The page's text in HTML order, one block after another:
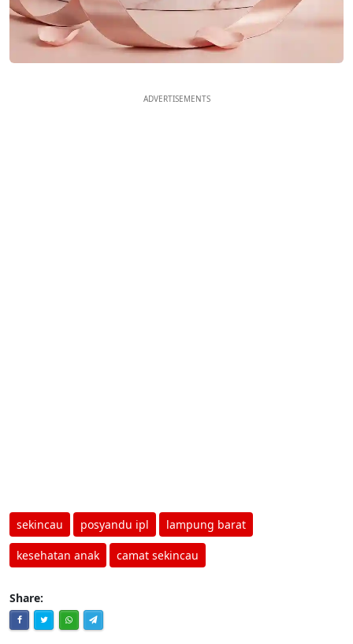
ADVERTISEMENTS
sekincau posyandu ipl lampung barat
kesehatan anak camat sekincau
Share: